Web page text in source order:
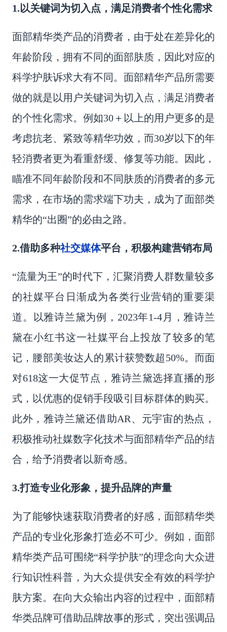
1.以关键词为切入点，满足消费者个性化需求
面部精华类产品的消费者，由于处在差异化的
年龄阶段，拥有不同的面部肤质，因此对应的
科学护肤诉求大有不同。面部精华产品所需要
做的就是以用户关键词为切入点，满足消费者
的个性化需求。例如30＋以上的用户更多的是
考虑抗老、紧致等精华功效，而30岁以下的年
轻消费者更为看重舒缓、修复等功能。因此，
瞄准不同年龄阶段和不同肤质的消费者的多元
需求，在市场的需求端下功夫，成为了面部类
精华的“出圈”的必由之路。
2.借助多种社交媒体平台，积极构建营销布局
“流量为王”的时代下，汇聚消费人群数量较多
的社媒平台日渐成为各类行业营销的重要渠
道。以雅诗兰黛为例，2023年1-4月，雅诗兰
黛在小红书这一社媒平台上投放了较多的笔
记，腰部美妆达人的累计获赞数超50%。而面
对618这一大促节点，雅诗兰黛选择直播的形
式，以优惠的促销手段吸引目标群体的购买。
此外，雅诗兰黛还借助AR、元宇宙的热点，
积极推动社媒数字化技术与面部精华产品的结
合，给予消费者以新奇感。
3.打造专业化形象，提升品牌的声量
为了能够快速获取消费者的好感，面部精华类
产品的专业化形象打造必不可少。例如，面部
精华类产品可围绕“科学护肤”的理念向大众进
行知识性科普，为大众提供安全有效的科学护
肤方案。在向大众输出内容的过程中，面部精
华类品牌可借助品牌故事的形式，突出强调品